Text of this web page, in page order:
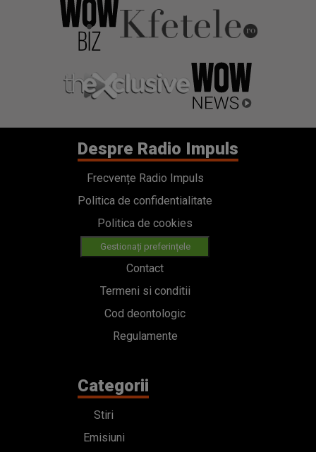
Despre Radio Impuls
Frecvențe Radio Impuls
Politica de confidentialitate
Politica de cookies
Gestionați preferințele
Contact
Termeni si conditii
Cod deontologic
Regulamente
Categorii
Stiri
Emisiuni